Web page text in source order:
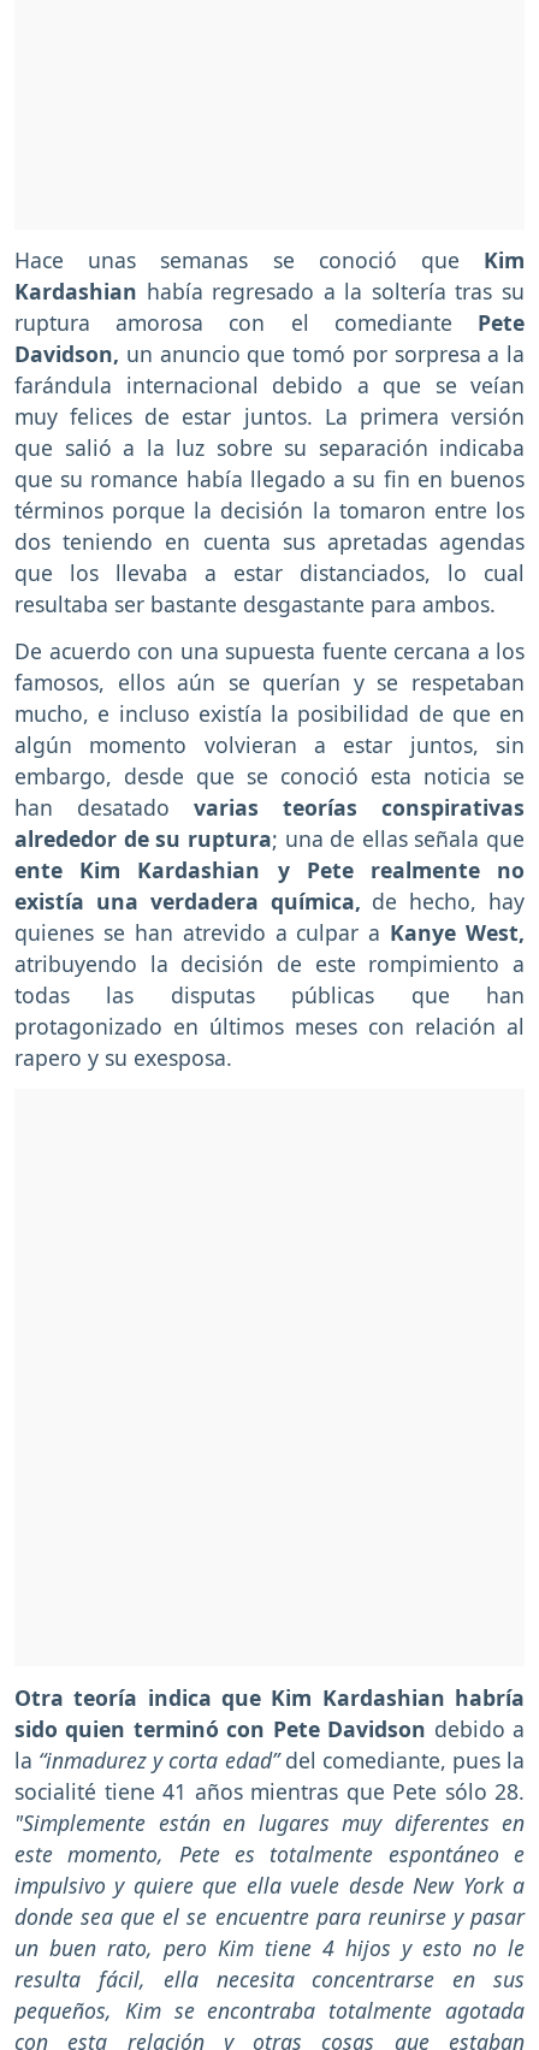
Hace unas semanas se conoció que Kim
Kardashian había regresado a la soltería tras su
ruptura amorosa con el comediante Pete
Davidson, un anuncio que tomó por sorpresa a la
farándula internacional debido a que se veían
muy felices de estar juntos. La primera versión
que salió a la luz sobre su separación indicaba
que su romance había llegado a su fin en buenos
términos porque la decisión la tomaron entre los
dos teniendo en cuenta sus apretadas agendas
que los llevaba a estar distanciados, lo cual
resultaba ser bastante desgastante para ambos.
De acuerdo con una supuesta fuente cercana a los
famosos, ellos aún se querían y se respetaban
mucho, e incluso existía la posibilidad de que en
algún momento volvieran a estar juntos, sin
embargo, desde que se conoció esta noticia se
han desatado varias teorías conspirativas
alrededor de su ruptura; una de ellas señala que
ente Kim Kardashian y Pete realmente no
existía una verdadera química, de hecho, hay
quienes se han atrevido a culpar a Kanye West,
atribuyendo la decisión de este rompimiento a
todas las disputas públicas que han
protagonizado en últimos meses con relación al
rapero y su exesposa.
Otra teoría indica que Kim Kardashian habría
sido quien terminó con Pete Davidson debido a
la “inmadurez y corta edad”del comediante, pues la
socialité tiene 41 años mientras que Pete sólo 28.
"Simplemente están en lugares muy diferentes en
este momento, Pete es totalmente espontáneo e
impulsivo y quiere que ella vuele desde New York a
donde sea que el se encuentre para reunirse y pasar
un buen rato, pero Kim tiene 4 hijos y esto no le
resulta fácil, ella necesita concentrarse en sus
pequeños, Kim se encontraba totalmente agotada
con esta relación y otras cosas que estaban